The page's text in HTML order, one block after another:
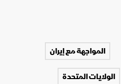
المواجهة مع إيران
الولايات المتحدة